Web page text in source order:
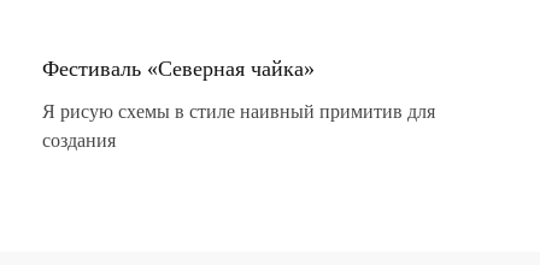
Фестиваль «Северная чайка»
Я рисую схемы в стиле наивный примитив для
создания